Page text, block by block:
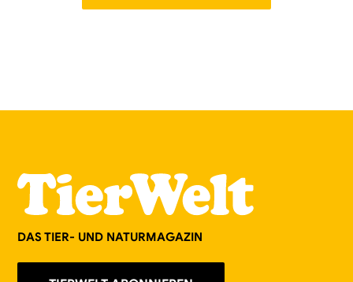
DAS TIER- UND NATURMAGAZIN